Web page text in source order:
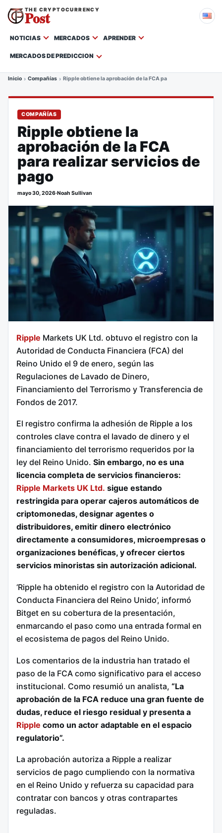
THE CRYPTOCURRENCY
Post
NOTICIAS MERCADOS APRENDER
MERCADOS DE PREDICCION
Inicio Compañías Ripple obtiene la aprobación de la FCA para realizar servicios
COMPAÑÍAS
Ripple obtiene la
aprobación de la FCA
para realizar servicios de
pago
mayo 30, 2026·Noah Sullivan
Ripple Markets UK Ltd. obtuvo el registro con la
Autoridad de Conducta Financiera (FCA) del
Reino Unido el 9 de enero, según las
Regulaciones de Lavado de Dinero,
Financiamiento del Terrorismo y Transferencia de
Fondos de 2017.
El registro confirma la adhesión de Ripple a los
controles clave contra el lavado de dinero y el
financiamiento del terrorismo requeridos por la
ley del Reino Unido. Sin embargo, no es una
licencia completa de servicios financieros:
Ripple Markets UK Ltd. sigue estando
restringida para operar cajeros automáticos de
criptomonedas, designar agentes o
distribuidores, emitir dinero electrónico
directamente a consumidores, microempresas o
organizaciones benéficas, y ofrecer ciertos
servicios minoristas sin autorización adicional.
‘Ripple ha obtenido el registro con la Autoridad de
Conducta Financiera del Reino Unido’, informó
Bitget en su cobertura de la presentación,
enmarcando el paso como una entrada formal en
el ecosistema de pagos del Reino Unido.
Los comentarios de la industria han tratado el
paso de la FCA como significativo para el acceso
institucional. Como resumió un analista, “La
aprobación de la FCA reduce una gran fuente de
dudas, reduce el riesgo residual y presenta a
Ripple como un actor adaptable en el espacio
regulatorio”.
La aprobación autoriza a Ripple a realizar
servicios de pago cumpliendo con la normativa
en el Reino Unido y refuerza su capacidad para
contratar con bancos y otras contrapartes
reguladas.